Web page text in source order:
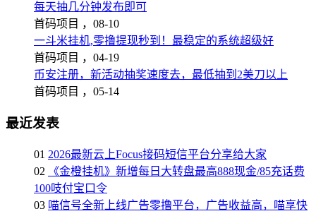
每天抽几分钟发布即可
首码项目 ， 08-10
一斗米挂机,零撸提现秒到！最稳定的系统超级好
首码项目 ， 04-19
币安注册，新活动抽奖速度去，最低抽到2美刀以上
首码项目 ， 05-14
最近发表
01 2026最新云上Focus接码短信平台分享给大家
02
《金橙挂机》新增每日大转盘最高888现金/85充话费
100吱付宝口令
03 喵信号全新上线广告零撸平台，广告收益高，喵享快